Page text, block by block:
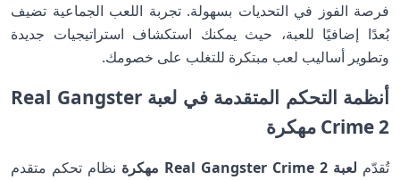
فرصة الفوز في التحديات بسهولة. تجربة اللعب الجماعية تضيف
بُعدًا إضافيًا للعبة، حيث يمكنك استكشاف استراتيجيات جديدة
وتطوير أساليب لعب مبتكرة للتغلب على خصومك.
أنظمة التحكم المتقدمة في لعبة Real Gangster
Crime 2 مهكرة
تُقدّم لعبة Real Gangster Crime 2 مهكرة
نظام تحكم متقدم